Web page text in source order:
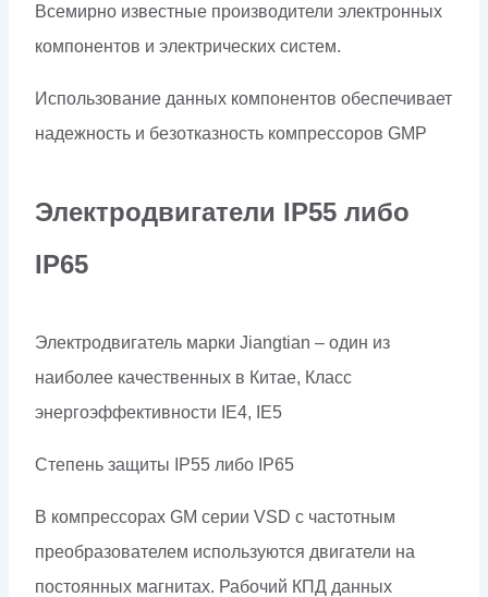
Всемирно известные производители электронных
компонентов и электрических систем.
Использование данных компонентов обеспечивает
надежность и безотказность компрессоров GMP
Электродвигатели IP55 либо
IP65
Электродвигатель марки Jiangtian – один из
наиболее качественных в Китае, Класс
энергоэффективности IE4, IE5
Степень защиты IP55 либо IP65
В компрессорах GM серии VSD с частотным
преобразователем используются двигатели на
постоянных магнитах. Рабочий КПД данных